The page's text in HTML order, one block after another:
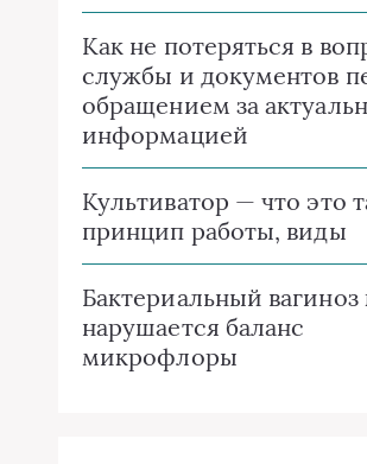
Как не потеряться в
службы и документов
обращением за
информацией
Культиватор — что это
принцип работы, виды
Бактериальный вагиноз
нарушается баланс
микрофлоры